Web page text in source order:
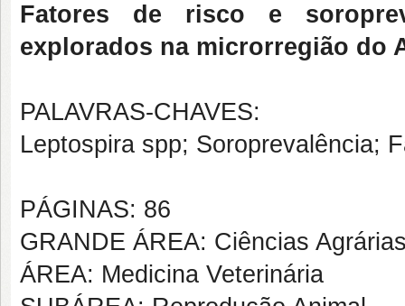
Fatores de risco e
explorados na microrregião do
PALAVRAS-CHAVES:
Leptospira spp; Soroprevalência;
PÁGINAS: 86
GRANDE ÁREA: Ciências
ÁREA: Medicina Veterinária